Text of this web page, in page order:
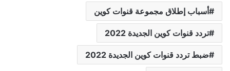
أسباب إطلاق مجموعة قنوات كوين
تردد قنوات كوين الجديدة 2022
ضبط تردد قنوات كوين الجديدة 2022